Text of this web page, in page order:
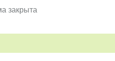
закрыта